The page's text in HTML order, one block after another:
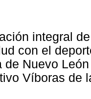
integral
con el
de Nuevo
Víboras de